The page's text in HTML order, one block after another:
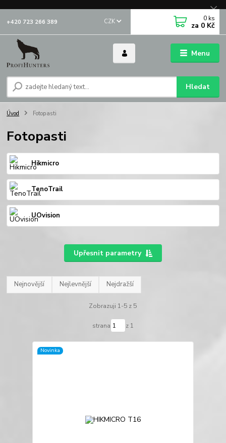
Menu
CZK
Hledat
+420 723 266 389 0 ks
za 0 Kč
Úvod Fotopasti
Fotopasti
Hikmicro
TenoTrail
UOvision
Upřesnit parametry
Nejnovější Nejlevnější Nejdražší
Zobrazuji 1-5 z 5
strana z 1
Novinka